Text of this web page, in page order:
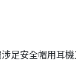
足安全帽用耳